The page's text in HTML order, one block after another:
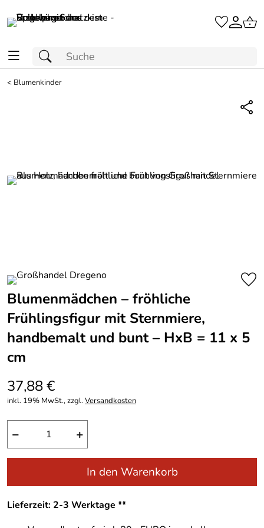
< Blumenkinder
Blumenmädchen – fröhliche
Frühlingsfigur mit Sternmiere,
handbemalt und bunt – HxB = 11 x 5
cm
37,88 €
inkl. 19% MwSt., zzgl.Versandkosten
− +
In den Warenkorb
Lieferzeit: 2-3 Werktage **